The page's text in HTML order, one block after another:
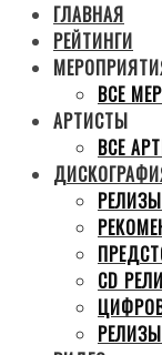
ГЛАВНАЯ
РЕЙТИНГИ
ВСЕ
АРТИСТЫ
ВСЕ
CD